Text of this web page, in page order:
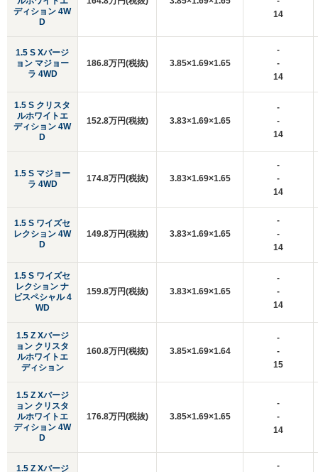
ディション 4W
D
1.5 S Xバージ
ョン マジョー
ラ 4WD
1.5 S クリスタ
ルホワイトエ
ディション 4W
D
1.5 S マジョー
ラ 4WD
1.5 S ワイズセ
レクション 4W
D
1.5 S ワイズセ
レクション ナ
ビスペシャル 4
WD
1.5 Z Xバージ
ョン クリスタ
ルホワイトエ
ディション
1.5 Z Xバージ
ョン クリスタ
ルホワイトエ
ディション 4W
D
1.5 Z Xバージ
14
186.8万円(税抜) 3.85×1.69×1.65
-
-
14
152.8万円(税抜) 3.83×1.69×1.65
-
-
14
174.8万円(税抜) 3.83×1.69×1.65
-
-
14
149.8万円(税抜) 3.83×1.69×1.65
-
-
14
159.8万円(税抜) 3.83×1.69×1.65
-
-
14
160.8万円(税抜) 3.85×1.69×1.64
-
-
15
176.8万円(税抜) 3.85×1.69×1.65
-
-
14
-